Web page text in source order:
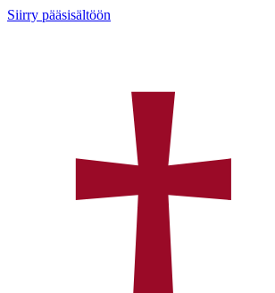
Siirry pääsisältöön